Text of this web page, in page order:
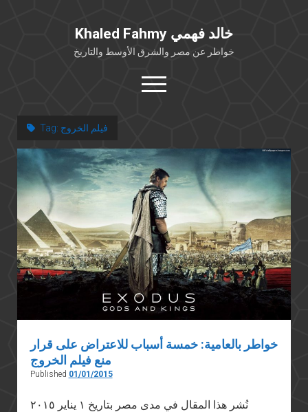
Khaled Fahmy خالد فهمي
خواطر عن مصر والشرق الأوسط والتاريخ
open
menu
خلفية شخصية
كتابات أكاديمية
مقالات صحافية
بوستات من فيسبوك
مقابلات في الإعلام
Languages
Tag: فيلم الخروج
خواطر بالعامية: خمسة أسباب للاعتراض على قرار
منع فيلم الخروج
Published 01/01/2015
نُشر هذا المقال في مدى مصر بتاريخ ١ يناير ٢٠١٥